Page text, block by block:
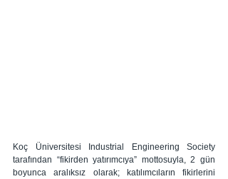
Koç Üniversitesi Industrial Engineering Society
tarafından “fikirden yatırımcıya” mottosuyla, 2 gün
boyunca aralıksız olarak; katılımcıların fikirlerini